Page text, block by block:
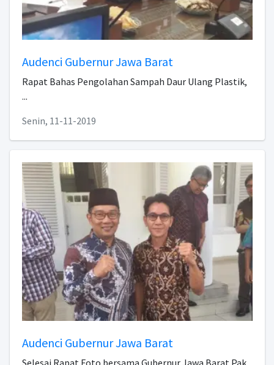
Audenci Gubernur Jawa Barat
Rapat Bahas Pengolahan Sampah Daur Ulang Plastik,
...
Senin, 11-11-2019
Audenci Gubernur Jawa Barat